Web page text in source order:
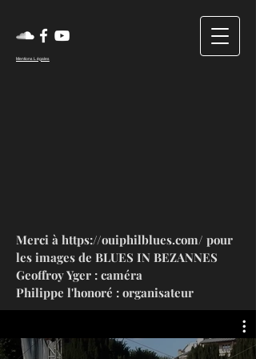
Mentions Légales
Merci à https://ouiphilblues.com/ pour
les images de BLUES IN BEZANNES
Geoffroy Yger : caméra
Philippe l'honoré : organisateur